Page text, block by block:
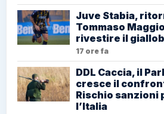
Juve Stabia,
Tommaso
rivestire il
17 ore fa
DDL Caccia, il
cresce il
Rischio sanzioni
l’Italia